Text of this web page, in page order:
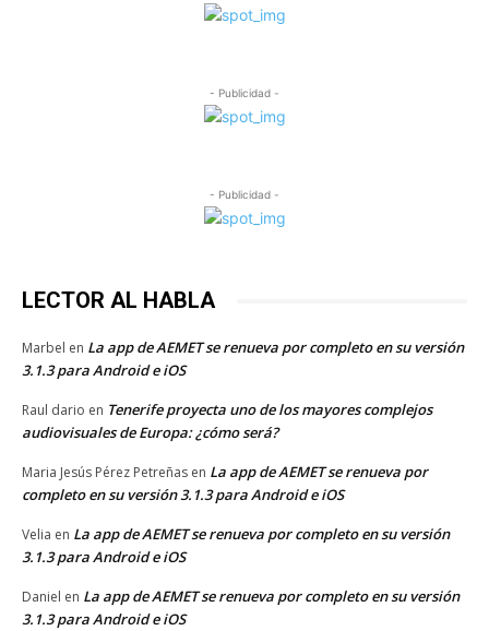
- Publicidad -
- Publicidad -
LECTOR AL HABLA
Marbel en La app de AEMET se renueva por completo en su versión
3.1.3 para Android e iOS
Raul dario en Tenerife proyecta uno de los mayores complejos
audiovisuales de Europa: ¿cómo será?
Maria Jesús Pérez Petreñas en La app de AEMET se renueva por
completo en su versión 3.1.3 para Android e iOS
Velia en La app de AEMET se renueva por completo en su versión
3.1.3 para Android e iOS
Daniel en La app de AEMET se renueva por completo en su versión
3.1.3 para Android e iOS